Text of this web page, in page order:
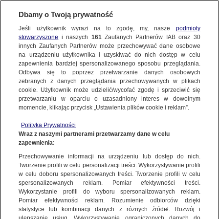
FAKTY | ZOBACZ FAKTY
Polacy szturmują urzędy. Dopisują się do list wyborczych, pobierają
zaświadczenia o prawie do głosowania
NAJNOWSZE
ZOBACZ FAKTY
FAKTY PO FAKTACH
FAKTY O ŚWIECIE
WIĘCEJ
KANAŁY
Dzień dobry!
Jedno konto do wszystkich usług
Dbamy o Twoją prywatność
Jeśli użytkownik wyrazi na to zgodę, my, nasze podmioty
stowarzyszone i naszych 161Zaufanych Partnerów IAB oraz 30
innych Zaufanych Partnerów może przechowywać dane osobowe
na urządzeniu użytkownika i uzyskiwać do nich dostęp w celu
zapewnienia bardziej spersonalizowanego sposobu przeglądania.
Odbywa się to poprzez przetwarzanie danych osobowych
zebranych z danych przeglądania przechowywanych w plikach
cookie. Użytkownik może udzielić/wycofać zgodę i sprzeciwić się
przetwarzaniu w oparciu o uzasadniony interes w dowolnym
momencie, klikając przycisk „Ustawienia plików cookie i reklam”.
Polityka Prywatności
Wraz z naszymi partnerami przetwarzamy dane w celu
zapewnienia:
Przechowywanie informacji na urządzeniu lub dostęp do nich.
Tworzenie profili w celu personalizacji treści. Wykorzystywanie profili
w celu doboru spersonalizowanych treści. Tworzenie profili w celu
spersonalizowanych reklam. Pomiar efektywności treści.
Wykorzystanie profili do wyboru spersonalizowanych reklam.
Pomiar efektywności reklam. Rozumienie odbiorców dzięki
statystyce lub kombinacji danych z różnych źródeł. Rozwój i